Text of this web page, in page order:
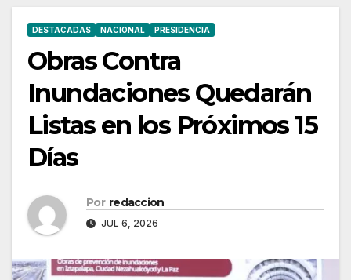
DESTACADAS NACIONAL PRESIDENCIA
Obras Contra
Inundaciones Quedarán
Listas en los Próximos 15
Días
Por redaccion
JUL 6, 2026